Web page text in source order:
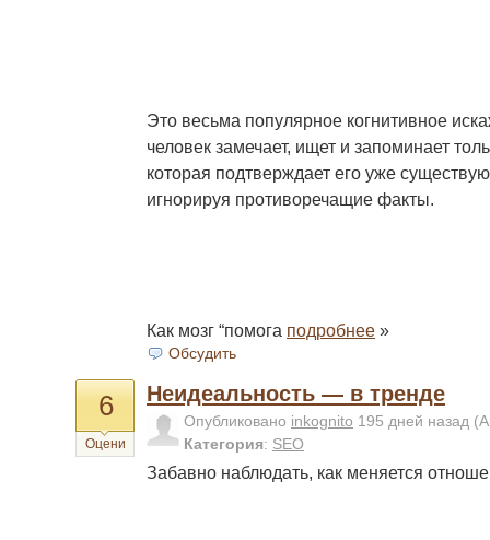
Это весьма популярное когнитивное
человек замечает, ищет и запоминает
которая подтверждает его уже
игнорируя противоречащие факты.
Как мозг “помога подробнее »
Обсудить
6
Оцени
Неидеальность — в тренде
Опубликовано inkognito 195 дней назад
Категория: SEO
Забавно наблюдать, как меняется